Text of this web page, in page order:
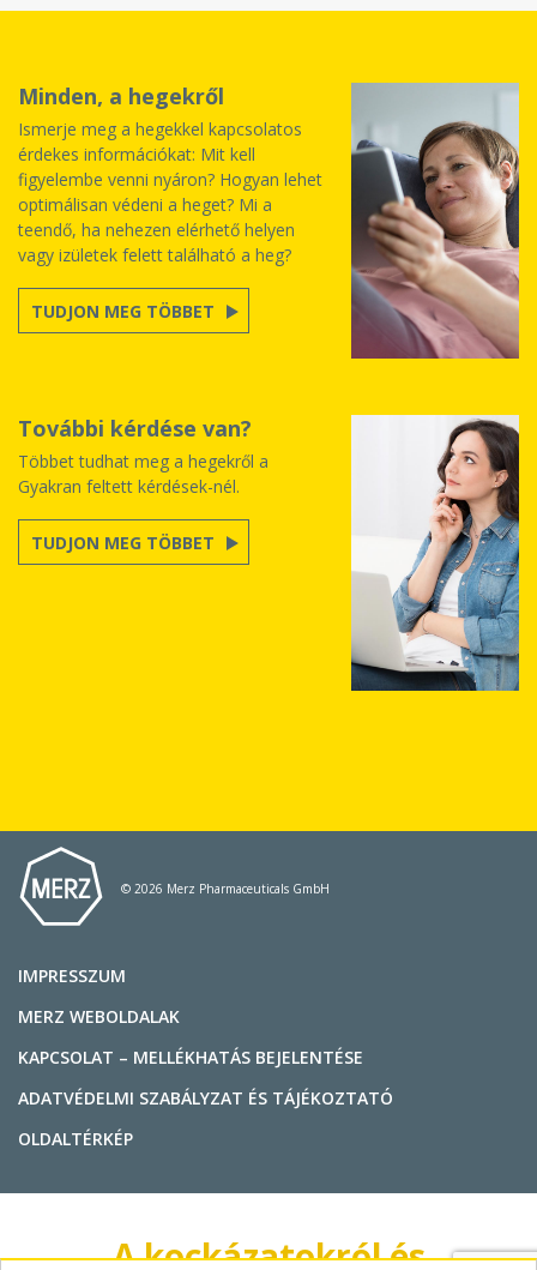
Minden, a hegekről
Ismerje meg a hegekkel kapcsolatos
érdekes információkat: Mit kell
figyelembe venni nyáron? Hogyan lehet
optimálisan védeni a heget? Mi a
teendő, ha nehezen elérhető helyen
vagy izületek felett található a heg?
TUDJON MEG TÖBBET
További kérdése van?
Többet tudhat meg a hegekről a
Gyakran feltett kérdések-nél.
TUDJON MEG TÖBBET
© 2026 Merz Pharmaceuticals GmbH
IMPRESSZUM
MERZ WEBOLDALAK
KAPCSOLAT – MELLÉKHATÁS BEJELENTÉSE
ADATVÉDELMI SZABÁLYZAT ÉS TÁJÉKOZTATÓ
OLDALTÉRKÉP
A kockázatokról és